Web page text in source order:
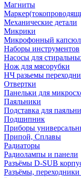
Магниты
Механические детали
Микрики
Микрофонный
Наборы инструментов
Насосы для
Нож для мясорубки
НЧ разьемы
Отвертки
Панельки для
Паяльники
Подставка для
Подшипник
Приборы
Припой, Сплавы
Радиаторы
Радиолампы и панели
Разъёмы D-SUB
Разъёмы,